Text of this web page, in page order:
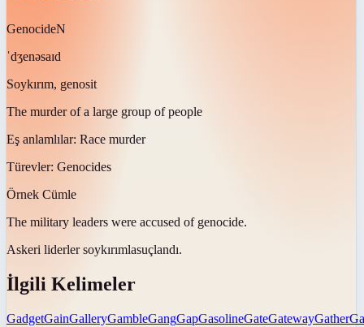
GenocideN
ˈdʒenəsaɪd
Soykırım, genosit
The murder of a large group of people
Eş anlamlılar: Race murder
Türevler: Genocides
Örnek Cümle
The military leaders were accused of genocide.
Askeri liderler soykırımlasuçlandı.
İlgili Kelimeler
GadgetGainGalleryGambleGangGapGasolineGateGatewayGather